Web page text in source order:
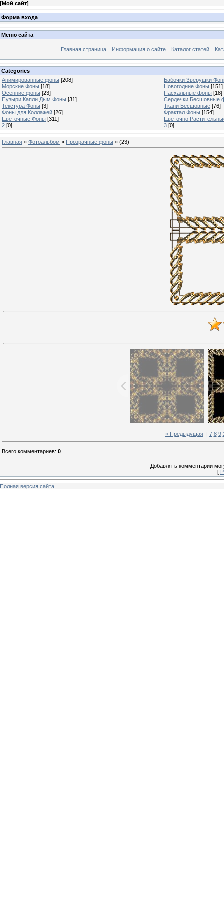
[Мой сайт]
Форма входа
Меню сайта
Главная страница Информация о сайте Каталог статей
Categories
Анимированные фоны [208]
Бабочки Зверушки
Морские Фоны [18] Новогодние Фоны [151]
Осенние фоны [23] Пасхальные фоны [18]
Пузыри Капли Дым Фоны [31]
Сердечки Бесшовные
Текстура Фоны [3] Ткани Бесшовные [76]
Фоны для Коллажей [26] Фрактал Фоны [154]
Цветочные Фоны [311]
Цветочно
2 [0] 3 [0]
Главная » Фотоальбом » Прозрачные фоны » (23)
« Предыдущая| 7 8 9
Всего комментариев: 0
Добавлять комментарии
[
Полная версия сайта